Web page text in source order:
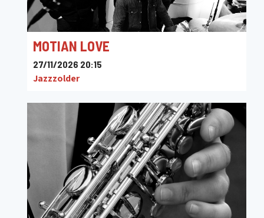
MOTIAN LOVE
27/11/2026 20:15
Jazzzolder